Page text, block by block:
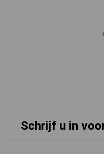
Schrijf u in